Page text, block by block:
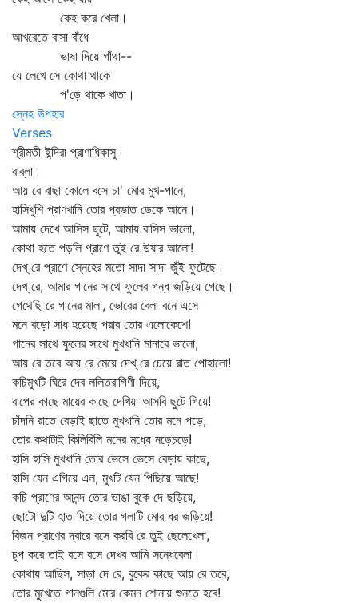
কেহ করে খেলা।
আখরেতে বাসা বাঁধে
ভাষা দিয়ে গাঁথা--
যে লেখে সে কোথা থাকে
প'ড়ে থাকে খাতা।
স্নেহ উপহার
Verses
শ্রীমতী ইন্দিরা প্রাণাধিকাসু।
বাব্‌লা।
আয় রে বাছা কোলে বসে চা' মোর মুখ-পানে,
হাসিখুশি প্রাণখানি তোর প্রভাত ডেকে আনে।
আমায় দেখে আসিস ছুটে, আমায় বাসিস ভালো,
কোথা হতে পড়লি প্রাণে তুই রে উষার আলো!
দেখ্‌ রে প্রাণে স্নেহের মতো সাদা সাদা জুঁই ফুটেছে।
দেখ্‌ রে, আমার গানের সাথে ফুলের গন্ধ জড়িয়ে গেছে।
গেথেছি রে গানের মালা, ভোরের বেলা বনে এসে
মনে বড়ো সাধ হয়েছে পরাব তোর এলোকেশে!
গানের সাথে ফুলের সাথে মুখখানি মানাবে ভালো,
আয় রে তবে আয় রে মেয়ে দেখ্‌ রে চেয়ে রাত পোহালো!
কচিমুখটি ঘিরে দেব ললিতরাগিণী দিয়ে,
বাপের কাছে মায়ের কাছে দেখিয়া আসবি ছুটে গিয়ে!
চাঁদনি রাতে বেড়াই ছাতে মুখখানি তোর মনে পড়ে,
তোর কথাটাই কিলিবিলি মনের মধ্যে নড়েচড়ে!
হাসি হাসি মুখখানি তোর ভেসে ভেসে বেড়ায় কাছে,
হাসি যেন এগিয়ে এল, মুখটি যেন পিছিয়ে আছে!
কচি প্রাণের আনন্দ তোর ভাঙা বুকে দে ছড়িয়ে,
ছোটো দুটি হাত দিয়ে তোর গলাটি মোর ধর জড়িয়ে!
বিজন প্রাণের দ্বারে বসে করবি রে তুই ছেলেখেলা,
চুপ করে তাই বসে বসে দেখব আমি সন্ধেবেলা।
কোথায় আছিস, সাড়া দে রে, বুকের কাছে আয় রে তবে,
তোর মুখেতে গানগুলি মোর কেমন শোনায় শুনতে হবে!